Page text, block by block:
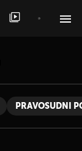
PRAVOSUDNI